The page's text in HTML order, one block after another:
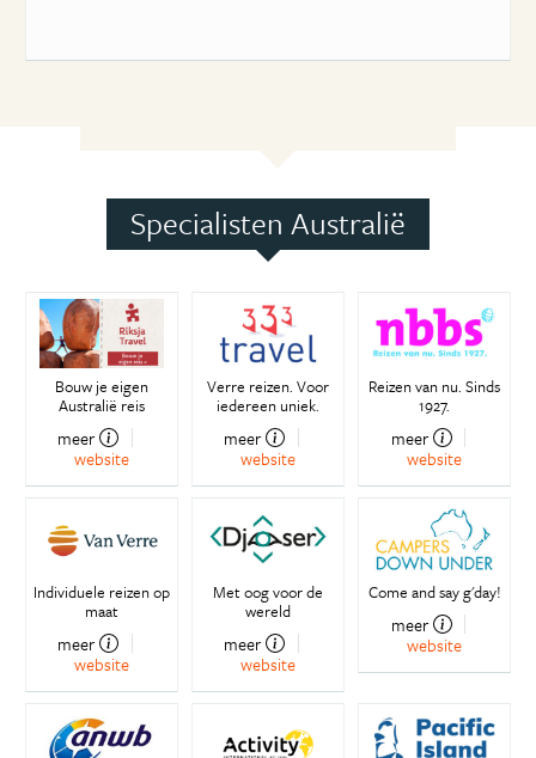
Specialisten Australië
Bouw je eigen
Australië reis
meer
website
Verre reizen. Voor
iedereen uniek.
meer
website
Reizen van nu. Sinds
1927.
meer
website
Individuele reizen op
maat
meer
website
Met oog voor de
wereld
meer
website
Come and say g'day!
meer
website